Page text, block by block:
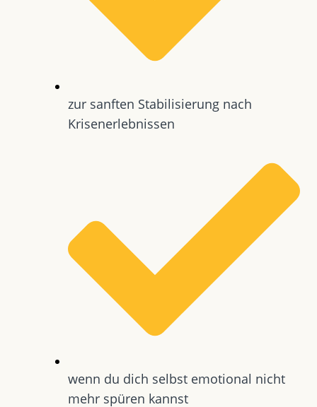
zur sanften Stabilisierung nach
Krisenerlebnissen
wenn du dich selbst emotional nicht
mehr spüren kannst